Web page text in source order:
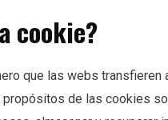
cookie?
que las webs
propósitos de las cookies